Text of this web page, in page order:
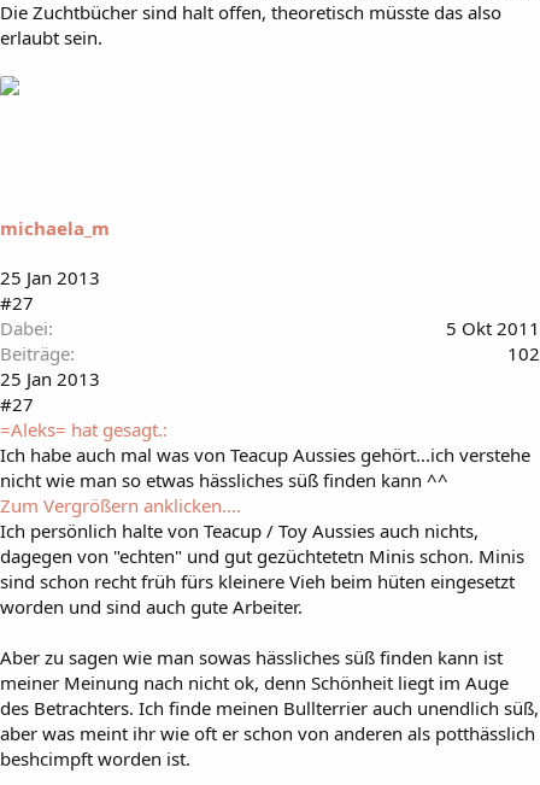
Die Zuchtbücher sind halt offen, theoretisch müsste das also
erlaubt sein.
michaela_m
25 Jan 2013
#27
Dabei
5 Okt 2011
Beiträge
102
25 Jan 2013
#27
=Aleks= hat gesagt.:
Ich habe auch mal was von Teacup Aussies gehört...ich verstehe
nicht wie man so etwas hässliches süß finden kann ^^
Zum Vergrößern anklicken....
Ich persönlich halte von Teacup / Toy Aussies auch nichts,
dagegen von "echten" und gut gezüchtetetn Minis schon. Minis
sind schon recht früh fürs kleinere Vieh beim hüten eingesetzt
worden und sind auch gute Arbeiter.
Aber zu sagen wie man sowas hässliches süß finden kann ist
meiner Meinung nach nicht ok, denn Schönheit liegt im Auge
des Betrachters. Ich finde meinen Bullterrier auch unendlich süß,
aber was meint ihr wie oft er schon von anderen als potthässlich
beshcimpft worden ist.